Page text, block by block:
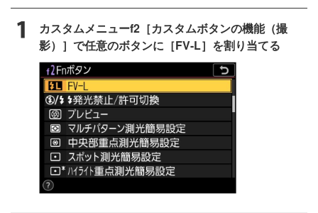
カスタムメニューf2［カスタムボタンの機能（撮
影）］で任意のボタンに［FV-L］を割り当てる